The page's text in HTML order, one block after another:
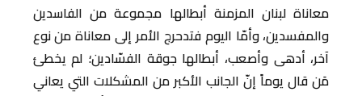
معاناة لبنان المزمنة أبطالها مجموعة من الفاسدين
والمفسدين، وأمّا اليوم فتدحرج الأمر إلى معاناة من نوع
آخر، أدهى وأصعب، أبطالها جوقة الفسّادين؛ لم يخطئ
مَن قال يوماً إنّ الجانب الأكبر من المشكلات التي يعاني